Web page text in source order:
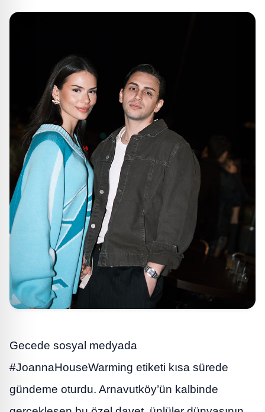
Gecede sosyal medyada
#JoannaHouseWarming etiketi kısa sürede
gündeme oturdu. Arnavutköy’ün kalbinde